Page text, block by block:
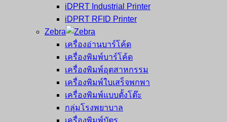
iDPRT Industrial Printer
iDPRT RFID Printer
Zebra
เครื่องอ่านบาร์โค้ด
เครื่องพิมพ์บาร์โค้ด
เครื่องพิมพ์อุตสาหกรรม
เครื่องพิมพ์ใบเสร็จพกพา
เครื่องพิมพ์แบบตั้งโต๊ะ
กลุ่มโรงพยาบาล
เครื่องพิมพ์บัตร